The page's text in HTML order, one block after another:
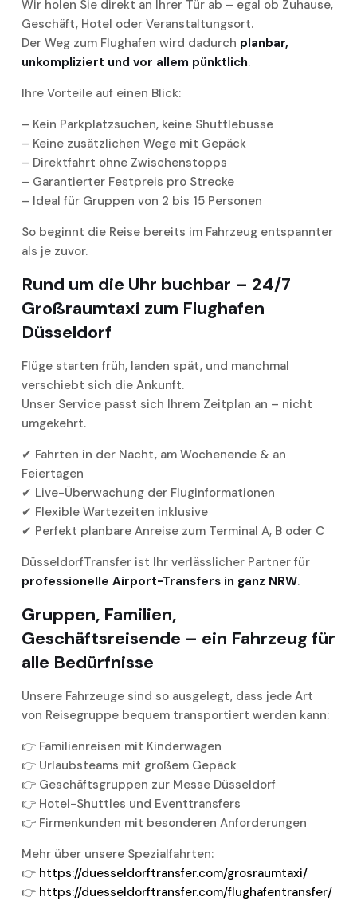
Wir holen Sie direkt an Ihrer Tür ab – egal ob Zuhause,
Geschäft, Hotel oder Veranstaltungsort.
Der Weg zum Flughafen wird dadurch planbar,
unkompliziert und vor allem pünktlich.
Ihre Vorteile auf einen Blick:
– Kein Parkplatzsuchen, keine Shuttlebusse
– Keine zusätzlichen Wege mit Gepäck
– Direktfahrt ohne Zwischenstopps
– Garantierter Festpreis pro Strecke
– Ideal für Gruppen von 2 bis 15 Personen
So beginnt die Reise bereits im Fahrzeug entspannter
als je zuvor.
Rund um die Uhr buchbar – 24/7
Großraumtaxi zum Flughafen
Düsseldorf
Flüge starten früh, landen spät, und manchmal
verschiebt sich die Ankunft.
Unser Service passt sich Ihrem Zeitplan an – nicht
umgekehrt.
✔ Fahrten in der Nacht, am Wochenende & an
Feiertagen
✔ Live-Überwachung der Fluginformationen
✔ Flexible Wartezeiten inklusive
✔ Perfekt planbare Anreise zum Terminal A, B oder C
DüsseldorfTransfer ist Ihr verlässlicher Partner für
professionelle Airport-Transfers in ganz NRW.
Gruppen, Familien,
Geschäftsreisende – ein Fahrzeug für
alle Bedürfnisse
Unsere Fahrzeuge sind so ausgelegt, dass jede Art
von Reisegruppe bequem transportiert werden kann:
👉 Familienreisen mit Kinderwagen
👉 Urlaubsteams mit großem Gepäck
👉 Geschäftsgruppen zur Messe Düsseldorf
👉 Hotel-Shuttles und Eventtransfers
👉 Firmenkunden mit besonderen Anforderungen
Mehr über unsere Spezialfahrten:
👉 https://duesseldorftransfer.com/grosraumtaxi/
👉 https://duesseldorftransfer.com/flughafentransfer/